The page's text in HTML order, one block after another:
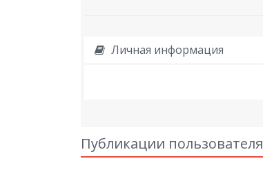
Личная информация
Публикации пользователя